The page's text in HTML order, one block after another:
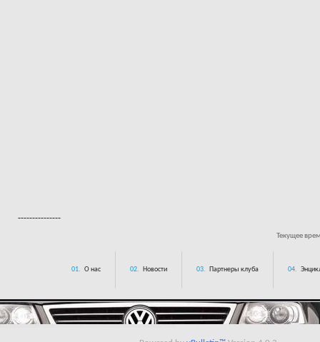
---------------
Текущее
01. О нас 02. Новости 03. Партнеры клуба 04.